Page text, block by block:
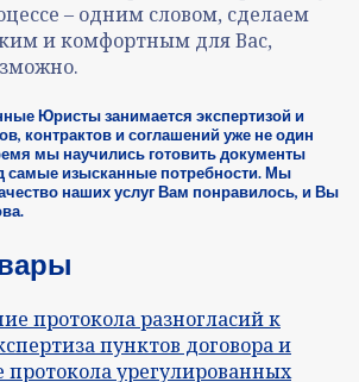
– одним словом, сделаем
и комфортным для Вас,
Юристы занимается экспертизой и
контрактов и соглашений уже не один
мы научились готовить документы
самые изысканные потребности. Мы
наших услуг Вам понравилось, и Вы